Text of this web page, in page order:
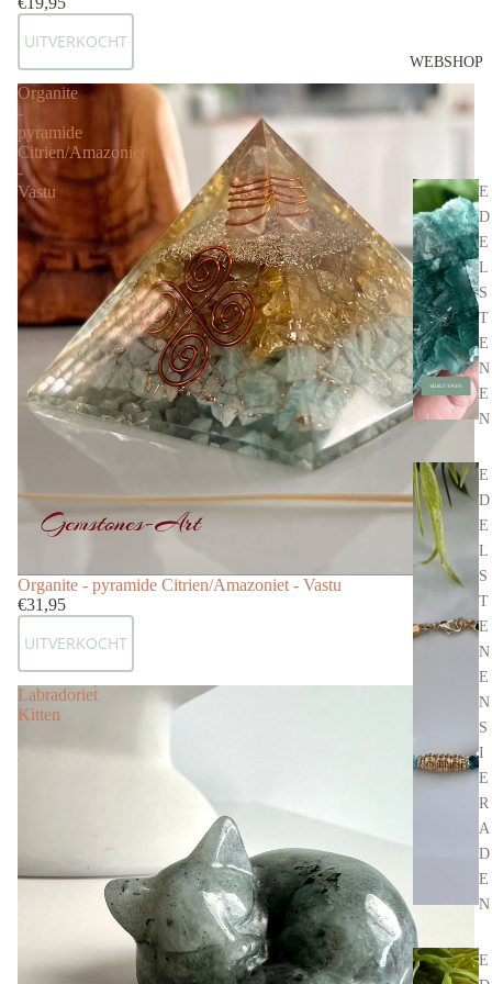
WEBSHOP
E
D
E
L
S
T
E
N
E
N
E
D
E
L
S
T
E
N
E
N
S
I
E
R
A
D
E
N
E
UITVERKOCHT
Organite
-
pyramide
Citrien/Amazoniet
-
Vastu
Uitverkocht
Organite - pyramide Citrien/Amazoniet - Vastu
€31,95
UITVERKOCHT
Labradoriet
Kitten